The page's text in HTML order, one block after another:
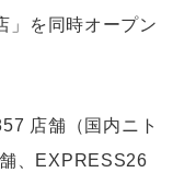
」を同時オープン
店舗（国内ニト
、EXPRESS26